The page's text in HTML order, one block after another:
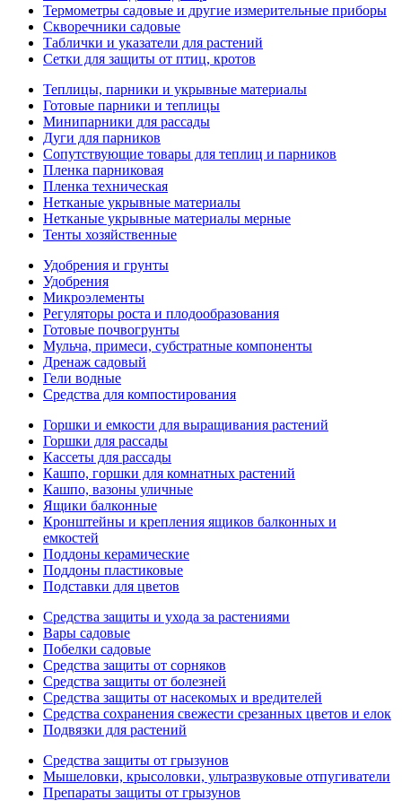
Термометры садовые и другие измерительные приборы
Скворечники садовые
Таблички и указатели для растений
Сетки для защиты от птиц, кротов
Теплицы, парники и укрывные материалы
Готовые парники и теплицы
Минипарники для рассады
Дуги для парников
Сопутствующие товары для теплиц и парников
Пленка парниковая
Пленка техническая
Нетканые укрывные материалы
Нетканые укрывные материалы мерные
Тенты хозяйственные
Удобрения и грунты
Удобрения
Микроэлементы
Регуляторы роста и плодообразования
Готовые почвогрунты
Мульча, примеси, субстратные компоненты
Дренаж садовый
Гели водные
Средства для компостирования
Горшки и емкости для выращивания растений
Горшки для рассады
Кассеты для рассады
Кашпо, горшки для комнатных растений
Кашпо, вазоны уличные
Ящики балконные
Кронштейны и крепления ящиков балконных и
емкостей
Поддоны керамические
Поддоны пластиковые
Подставки для цветов
Средства защиты и ухода за растениями
Вары садовые
Побелки садовые
Средства защиты от сорняков
Средства защиты от болезней
Средства защиты от насекомых и вредителей
Средства сохранения свежести срезанных цветов и елок
Подвязки для растений
Средства защиты от грызунов
Мышеловки, крысоловки, ультразвуковые отпугиватели
Препараты защиты от грызунов